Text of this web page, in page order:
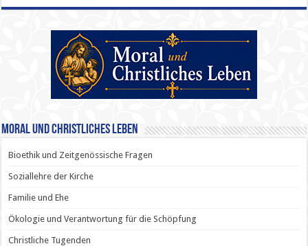
Moral und Christliches Leben
Bioethik und Zeitgenössische Fragen
Soziallehre der Kirche
Familie und Ehe
Ökologie und Verantwortung für die Schöpfung
Christliche Tugenden